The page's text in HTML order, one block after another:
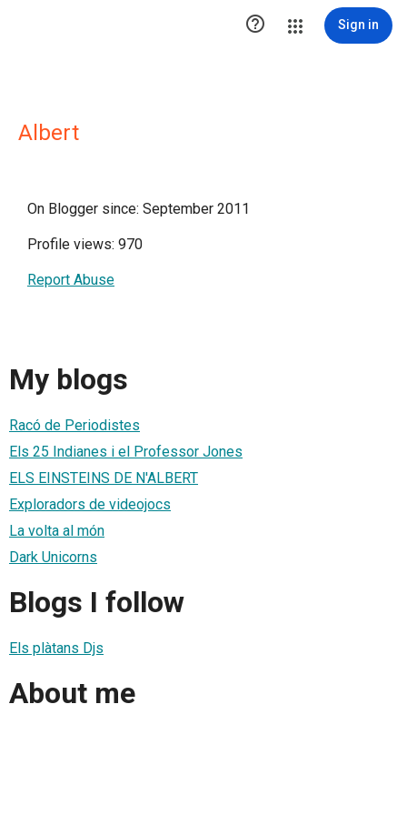
 Sign in
Albert
On Blogger since: September 2011
Profile views: 970
Report Abuse
My blogs
Racó de Periodistes
Els 25 Indianes i el Professor Jones
ELS EINSTEINS DE N'ALBERT
Exploradors de videojocs
La volta al món
Dark Unicorns
Blogs I follow
Els plàtans Djs
About me